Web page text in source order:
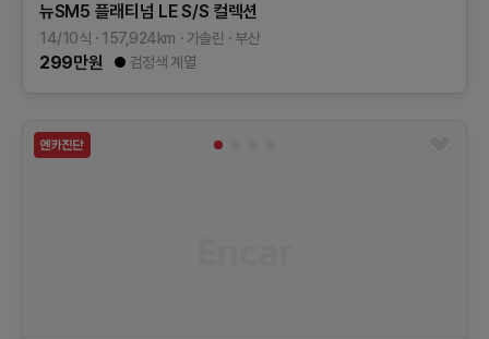
뉴SM5 플래티넘 LES/S 컬렉션
14/10식 157,924km 가솔린 부산
299만원 검정색 계열